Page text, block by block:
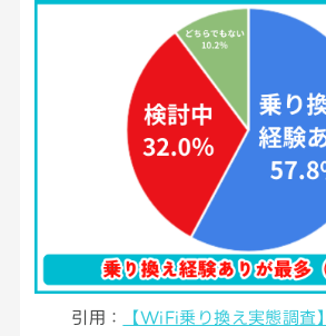
引用： 【WiFi乗り換え実態調査】